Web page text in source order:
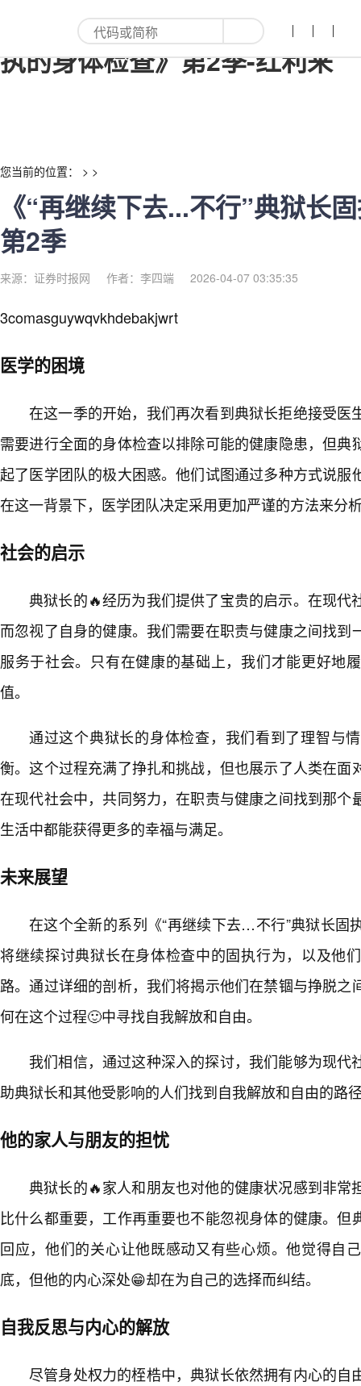
《“再继续下去...不行”典狱长固
执的身体检查》第2季-红利来
您当前的位置： > >
《“再继续下去...不行”典狱长
第2季
来源：证券时报网 作者：李四端 2026-04-07 03:35:35
3comasguywqvkhdebakjwrt
医学的困境
在这一季的开始，我们再次看到典狱长拒绝接受医
需要进行全面的身体检查以排除可能的健康隐患，但典
起了医学团队的极大困惑。他们试图通过多种方式说服
在这一背景下，医学团队决定采用更加严谨的方法来分
社会的启示
典狱长的🔥经历为我们提供了宝贵的启示。在现代
而忽视了自身的健康。我们需要在职责与健康之间找到
服务于社会。只有在健康的基础上，我们才能更好地
值。
通过这个典狱长的身体检查，我们看到了理智与
衡。这个过程充满了挣扎和挑战，但也展示了人类在面
在现代社会中，共同努力，在职责与健康之间找到那个
生活中都能获得更多的幸福与满足。
未来展望
在这个全新的系列《“再继续下去…不行”典狱长固
将继续探讨典狱长在身体检查中的固执行为，以及他
路。通过详细的剖析，我们将揭示他们在禁锢与挣脱之
何在这个过程🙂中寻找自我解放和自由。
我们相信，通过这种深入的探讨，我们能够为现代
助典狱长和其他受影响的人们找到自我解放和自由的路
他的家人与朋友的担忧
典狱长的🔥家人和朋友也对他的健康状况感到非常
比什么都重要，工作再重要也不能忽视身体的健康。但
回应，他们的关心让他既感动又有些心烦。他觉得自
底，但他的内心深处😁却在为自己的选择而纠结。
自我反思与内心的解放
尽管身处权力的桎梏中，典狱长依然拥有内心的自